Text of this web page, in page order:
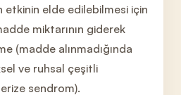
etkinin elde edilebilmesi için
miktarının giderek
(madde alınmadığında
ve ruhsal çeşitli
erize sendrom).